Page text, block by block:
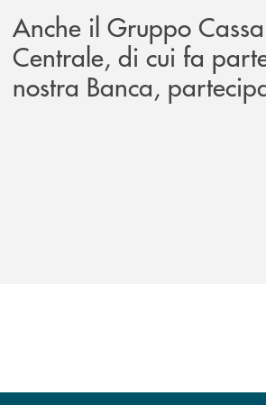
Anche il Gruppo Cassa
Centrale, di cui fa
nostra Banca,
EUR.BANK, il progetto di